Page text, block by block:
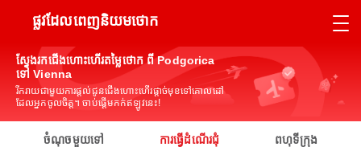
ផ្លូវដែលពេញនិយមថោក
ស្វែងរកជើងហោះហើរតម្លៃថោក ពី Podgorica
ទៅ Vienna
រីករាយជាមួយការផ្តល់ជូនជើងហោះហើរផ្តាច់មុខទៅគោលដៅ
ដែលអ្នកចូលចិត្ត។ ចាប់ផ្តើមកក់ឥឡូវនេះ!
ចំណុចមួយទៅ ការធ្វើដំណើរជុំ ពហុទីក្រុង